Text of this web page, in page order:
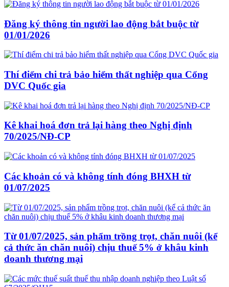
Đăng ký thông tin người lao động bắt buộc từ
01/01/2026
Thí điểm chi trả bảo hiểm thất nghiệp qua Cổng
DVC Quốc gia
Kê khai hoá đơn trả lại hàng theo Nghị định
70/2025/NĐ-CP
Các khoản có và không tính đóng BHXH từ
01/07/2025
Từ 01/07/2025, sản phẩm trồng trọt, chăn nuôi (kể
cả thức ăn chăn nuôi) chịu thuế 5% ở khâu kinh
doanh thương mại